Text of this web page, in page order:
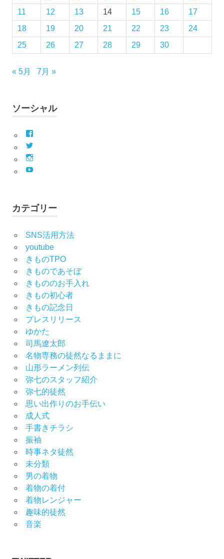
11
12 13 14 15 16
17
18
19 20 21 22 23
24
25
26 27 28 29 30
« 5月 7月 »
ソーシャル
Facebook
Twitter
Instagram
YouTube
カテゴリー
SNS活用方法
youtube
きものTPO
きものであそぼ
きもののお手入れ
きもの初心者
きもの記念日
プレスリリース
ゆかた
司馬遼太郎
名物専務の徒然なるままに
山形ラーメン列伝
弥七のスタッフ紹介
弥七的徒然
思い出作りのお手伝い
成人式
手書きチラシ
振袖
時事ネタ徒然
未分類
男の着物
着物の着付
着物レンジャー
趣味的徒然
音楽